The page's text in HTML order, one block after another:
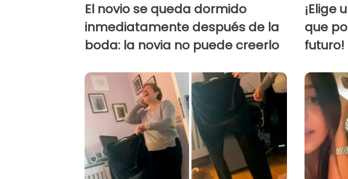
El novio se queda dormido
inmediatamente después de la
boda: la novia no puede creerlo
¡Elige
que
futuro!